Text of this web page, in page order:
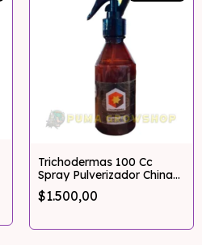
Trichodermas 100 Cc
Spray Pulverizador China
Orgánica
$1.500,00